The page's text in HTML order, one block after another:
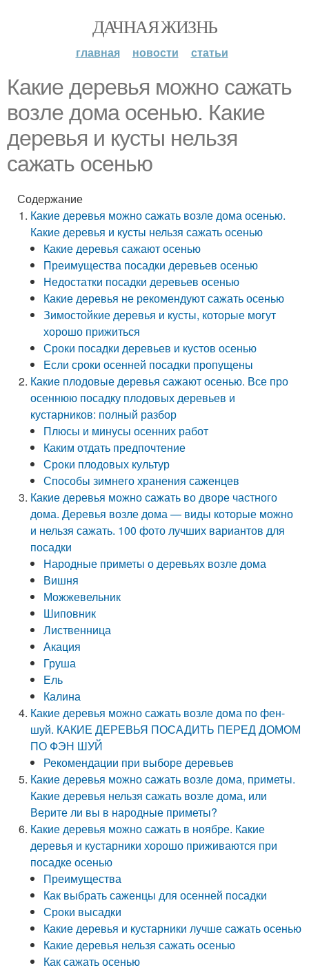
ДАЧНАЯ ЖИЗНЬ
главная новости статьи
Какие деревья можно сажать
возле дома осенью. Какие
деревья и кусты нельзя
сажать осенью
Содержание
Какие деревья можно сажать возле дома осенью.
Какие деревья и кусты нельзя сажать осенью
Какие деревья сажают осенью
Преимущества посадки деревьев осенью
Недостатки посадки деревьев осенью
Какие деревья не рекомендуют сажать осенью
Зимостойкие деревья и кусты, которые могут
хорошо прижиться
Сроки посадки деревьев и кустов осенью
Если сроки осенней посадки пропущены
Какие плодовые деревья сажают осенью. Все про
осеннюю посадку плодовых деревьев и
кустарников: полный разбор
Плюсы и минусы осенних работ
Каким отдать предпочтение
Сроки плодовых культур
Способы зимнего хранения саженцев
Какие деревья можно сажать во дворе частного
дома. Деревья возле дома — виды которые можно
и нельзя сажать. 100 фото лучших вариантов для
посадки
Народные приметы о деревьях возле дома
Вишня
Можжевельник
Шиповник
Лиственница
Акация
Груша
Ель
Калина
Какие деревья можно сажать возле дома по фен-
шуй. КАКИЕ ДЕРЕВЬЯ ПОСАДИТЬ ПЕРЕД ДОМОМ
ПО ФЭН ШУЙ
Рекомендации при выборе деревьев
Какие деревья можно сажать возле дома, приметы.
Какие деревья нельзя сажать возле дома, или
Верите ли вы в народные приметы?
Какие деревья можно сажать в ноябре. Какие
деревья и кустарники хорошо приживаются при
посадке осенью
Преимущества
Как выбрать саженцы для осенней посадки
Сроки высадки
Какие деревья и кустарники лучше сажать осенью
Какие деревья нельзя сажать осенью
Как сажать осенью